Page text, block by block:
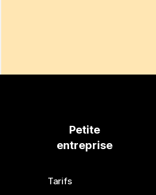
Petite
entreprise
Tarifs